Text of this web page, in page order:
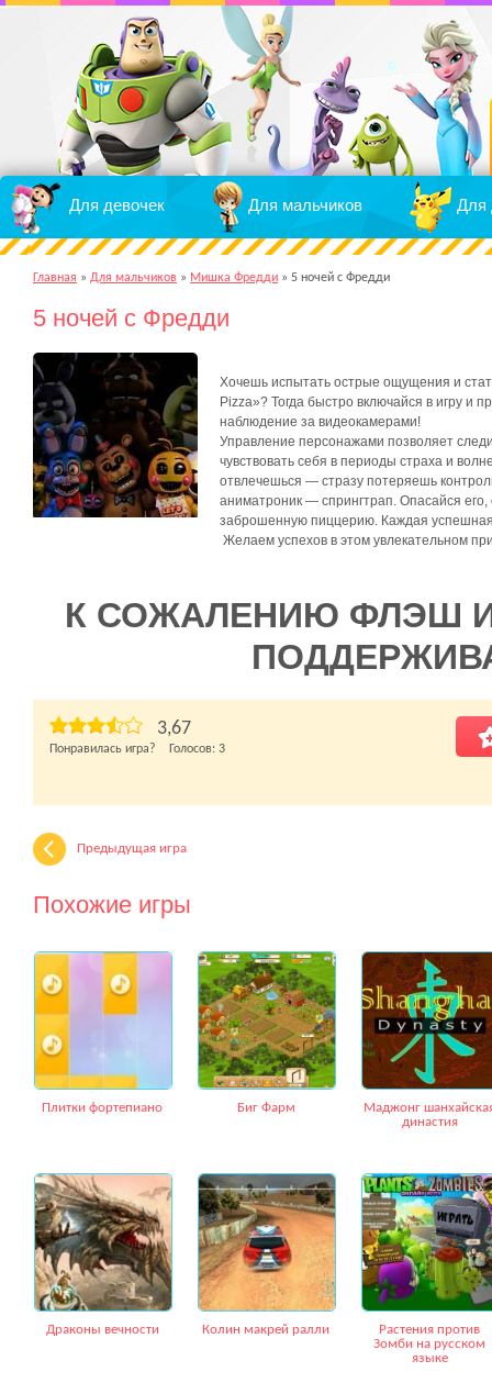
Для девочек Для мальчиков Для
Главная » Для мальчиков » Мишка Фредди » 5 ночей с Фредди
5 ночей с Фредди
Хочешь испытать острые ощущения и
Pizza»? Тогда быстро включайся в игру и
наблюдение за видеокамерами!
Управление персонажами позволяет
чувствовать себя в периоды страха и
отвлечешься — стразу потеряешь
аниматроник — спрингтрап. Опасайся
заброшенную пиццерию. Каждая успешная
Желаем успехов в этом увлекательном
К СОЖАЛЕНИЮ ФЛЭШ
3,67
Понравилась игра? Голосов: 3
Предыдущая игра
Похожие игры
Плитки фортепиано Биг Фарм
Маджонг
династия
Драконы вечности Колин макрей ралли
Растения против
Зомби на русском
языке